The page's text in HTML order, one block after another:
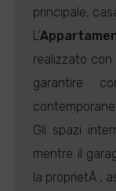
principale,
L'
realizzato
garantire
Gli spazi
mentre il
la proprietÃ ,